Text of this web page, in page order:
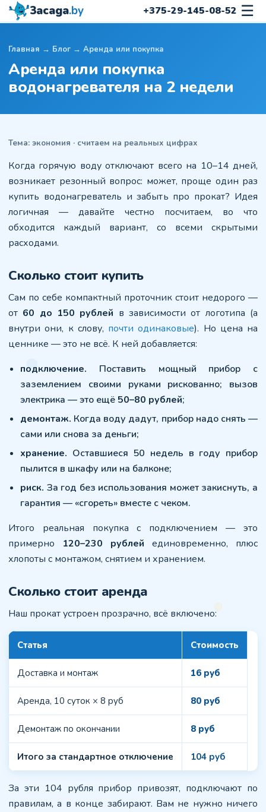
3acaga.by +375-29-145-08-52 ☰
Главная → Блог → Аренда или покупка
Аренда или покупка
водонагревателя на 2 недели
Тема: экономия · считаем на реальных цифрах
Когда горячую воду отключают всего на 10–14 дней,
возникает резонный вопрос: может, проще один раз
купить водонагреватель и забыть про прокат? Идея
логичная — давайте честно посчитаем, во что
обходится каждый вариант, со всеми скрытыми
расходами.
Сколько стоит купить
Сам по себе компактный проточник стоит недорого —
от 60 до 150 рублей в зависимости от логотипа (а
внутри они, к слову, почти одинаковые). Но цена на
ценнике — это не всё. К ней добавляется:
подключение. Поставить мощный прибор с
заземлением своими руками рискованно; вызов
электрика — это ещё 50–80 рублей;
демонтаж. Когда воду дадут, прибор надо снять —
сами или снова за деньги;
хранение. Оставшиеся 50 недель в году прибор
пылится в шкафу или на балконе;
риск. За год без использования может закиснуть, а
гарантия — «сгореть» вместе с чеком.
Итого реальная покупка с подключением — это
примерно 120–230 рублей единовременно, плюс
хлопоты с монтажом, снятием и хранением.
Сколько стоит аренда
Наш прокат устроен прозрачно, всё включено:
Статья Стоимость
Доставка и монтаж 16 руб
Аренда, 10 суток × 8 руб 80 руб
Демонтаж по окончании 8 руб
Итого за стандартное отключение 104 руб
За эти 104 рубля прибор привозят, подключают по
правилам, а в конце забирают. Вам не нужно ничего